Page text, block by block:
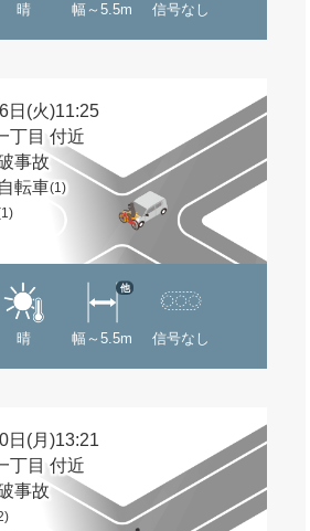
晴 幅～5.5m 信号なし
日(火)11:25
丁目 付近
事故
自転車(1)
晴 幅～5.5m
他
信号なし
日(月)13:21
丁目 付近
事故